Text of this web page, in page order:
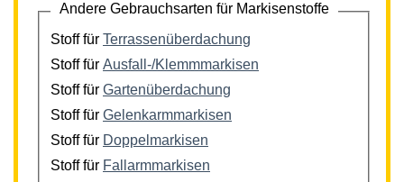
Andere Gebrauchsarten für Markisenstoffe
Stoff für Terrassenüberdachung
Stoff für Ausfall-/Klemmmarkisen
Stoff für Gartenüberdachung
Stoff für Gelenkarmmarkisen
Stoff für Doppelmarkisen
Stoff für Fallarmmarkisen